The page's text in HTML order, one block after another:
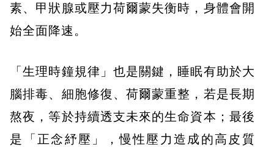
素、甲狀腺或壓力荷爾蒙失衡時，身體會開
始全面降速。
「生理時鐘規律」也是關鍵，睡眠有助於大
腦排毒、細胞修復、荷爾蒙重整，若是長期
熬夜，等於持續透支未來的生命資本；最後
是「正念紓壓」，慢性壓力造成的高皮質